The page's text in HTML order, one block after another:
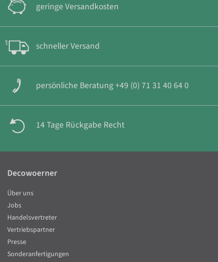
geringe Versandkosten
schneller Versand
persönliche Beratung +49 (0) 71 31 40 64 0
14 Tage Rückgabe Recht
Decowoerner
Über uns
Jobs
Handelsvertreter
Vertriebspartner
Presse
Sonderanfertigungen